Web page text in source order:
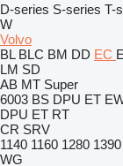
D-series S-series T-
W
Volvo
BL BLC BM DD EC
LM SD
AB MT Super
6003 BS DPU ET
DPU ET RT
CR SRV
1140 1160 1280 1390
WG